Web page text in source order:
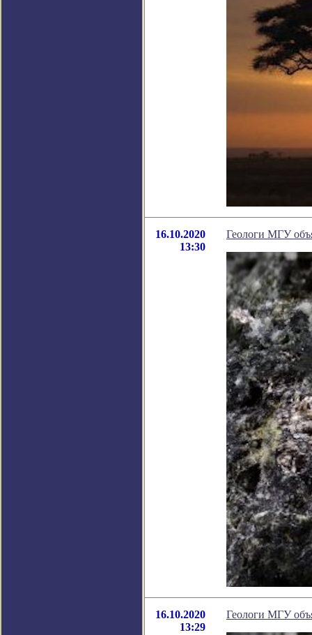
16.10.2020
13:30
Геологи МГУ
16.10.2020
13:29
Геологи МГУ